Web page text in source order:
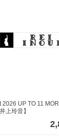
UP TO 11
上玲音】